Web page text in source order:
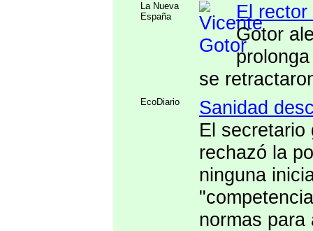
La Nueva
España
El
Gotor
se
EcoDiario
Sanidad
El secretario
rechazó la
ninguna
normas para